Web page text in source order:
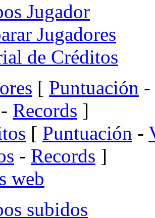
Jugador
Jugadores
de Créditos
[ Puntuación -
- Records ]
[ Puntuación -
- Records ]
web
subidos